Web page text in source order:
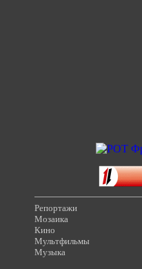
Репортажи
Мозаика
Кино
Мультфильмы
Музыка